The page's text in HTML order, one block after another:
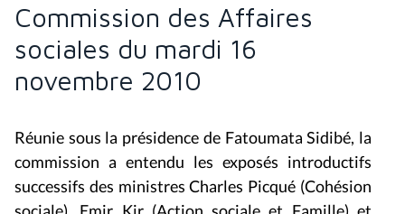
Commission des Affaires
sociales du mardi 16
novembre 2010
Réunie sous la présidence de Fatoumata Sidibé, la
commission a entendu les exposés introductifs
successifs des ministres Charles Picqué (Cohésion
sociale), Emir Kir (Action sociale et Famille) et